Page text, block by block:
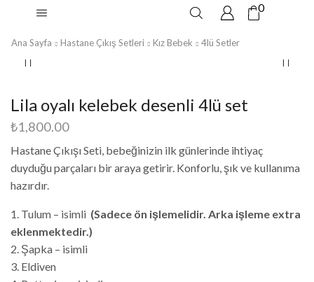
0
Ana Sayfa Hastane Çıkış Setleri Kız Bebek 4lü Setler
Lila oyalı kelebek desenli 4lü set
₺1,800.00
Hastane Çıkışı Seti, bebeğinizin ilk günlerinde ihtiyaç
duyduğu parçaları bir araya getirir. Konforlu, şık ve kullanıma
hazırdır.
1. Tulum – isimli (Sadece ön işlemelidir. Arka işleme extra
eklenmektedir.)
2. Şapka – isimli
3. Eldiven